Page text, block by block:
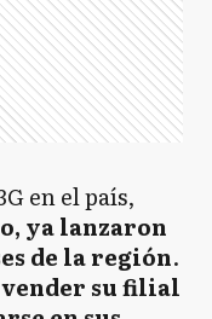
en el país,
ya lanzaron
de la región.
su filial